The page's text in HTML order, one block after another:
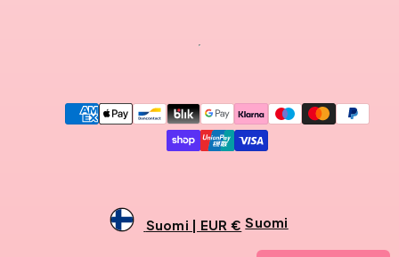
Maksutavat
Suomi | EUR € Suomi